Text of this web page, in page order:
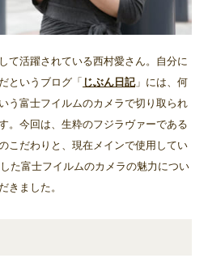
て活躍されている西村愛さん。自分に
というブログ「 じぶん日記」には、何
う富士フイルムのカメラで切り取られ
。今回は、生粋のフジラヴァーである
こだわりと、現在メインで使用してい
た富士フイルムのカメラの魅力につい
きました。